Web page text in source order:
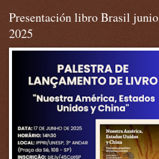
Presentación libro Brasil junio
2025